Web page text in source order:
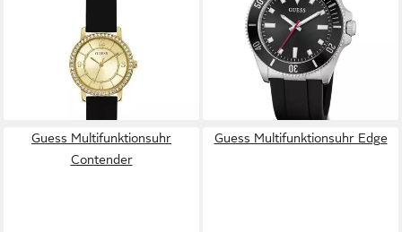
product), Quarz Analog
UVP 119,00 €
lieferbar - in 2-3 Werktagen bei dir
Silikonarmband
140,95 € UVP169,00 €
lieferbar - in 1-2 Werktagen bei dir
Guess Multifunktionsuhr
Contender
Guess Multifunktionsuhr Edge